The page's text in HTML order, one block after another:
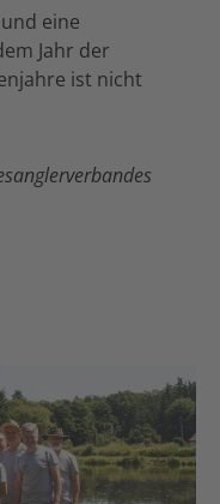
eine
Jahr der
ist nicht